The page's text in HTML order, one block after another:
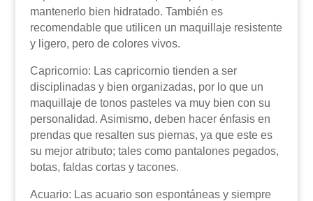
mantenerlo bien hidratado. También es
recomendable que utilicen un maquillaje resistente
y ligero, pero de colores vivos.
Capricornio: Las capricornio tienden a ser
disciplinadas y bien organizadas, por lo que un
maquillaje de tonos pasteles va muy bien con su
personalidad. Asimismo, deben hacer énfasis en
prendas que resalten sus piernas, ya que este es
su mejor atributo; tales como pantalones pegados,
botas, faldas cortas y tacones.
Acuario: Las acuario son espontáneas y siempre